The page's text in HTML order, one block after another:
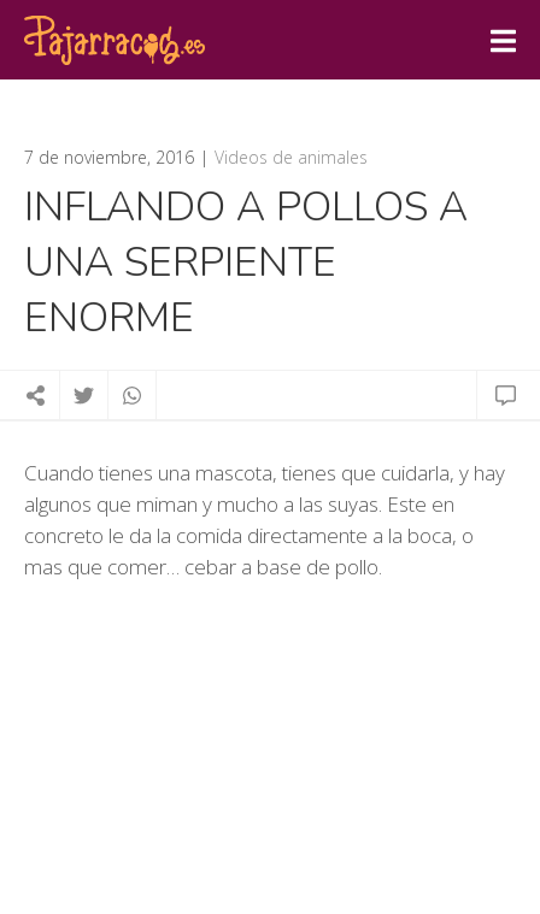
7 de noviembre, 2016 Videos de animales
INFLANDO A POLLOS A
UNA SERPIENTE
ENORME
Cuando tienes una mascota, tienes que cuidarla, y hay
algunos que miman y mucho a las suyas. Este en
concreto le da la comida directamente a la boca, o
mas que comer… cebar a base de pollo.